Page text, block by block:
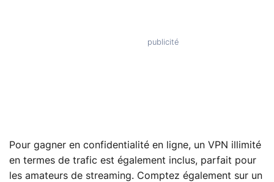
Pour gagner en confidentialité en ligne, un VPN illimité
en termes de trafic est également inclus, parfait pour
les amateurs de streaming. Comptez également sur un